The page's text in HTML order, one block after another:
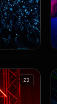
23